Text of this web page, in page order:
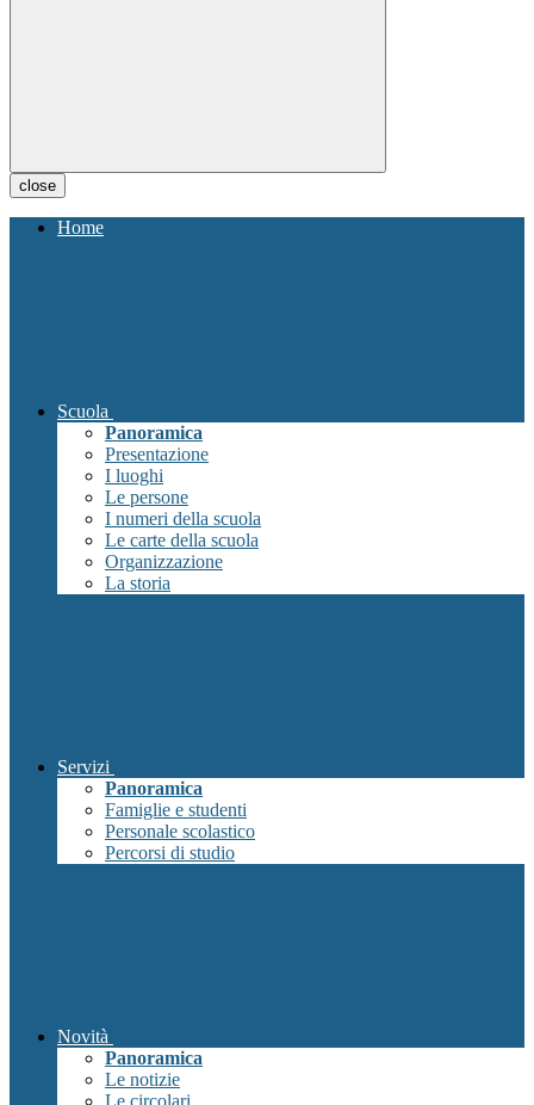
close
Home
Scuola
Panoramica
Presentazione
I luoghi
Le persone
I numeri della scuola
Le carte della scuola
Organizzazione
La storia
Servizi
Panoramica
Famiglie e studenti
Personale scolastico
Percorsi di studio
Novità
Panoramica
Le notizie